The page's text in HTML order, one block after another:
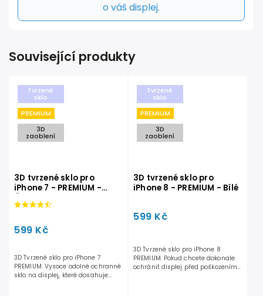
o váš displej.
Související produkty
Tvrzené
sklo
PREMIUM
3D
zaoblení
3D tvrzené sklo pro
iPhone 7 - PREMIUM -
599 Kč
3D Tvrzené sklo pro iPhone 7
PREMIUM. Vysoce odolné ochranné
sklo na displej, které dosahuje
Tvrzené
sklo
PREMIUM
3D
zaoblení
3D tvrzené sklo pro
iPhone 8 - PREMIUM - Bílé
599 Kč
3D Tvrzené sklo pro iPhone 8
PREMIUM. Pokud chcete dokonale
ochránit displej před poškozením